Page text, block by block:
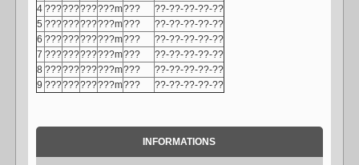
4 ????????????m???
??-??-??-??-??
5 ????????????m???
??-??-??-??-??
6 ????????????m???
??-??-??-??-??
7 ????????????m???
??-??-??-??-??
8 ????????????m???
??-??-??-??-??
9 ????????????m??? ??-??-??-??-??
INFORMATIONS